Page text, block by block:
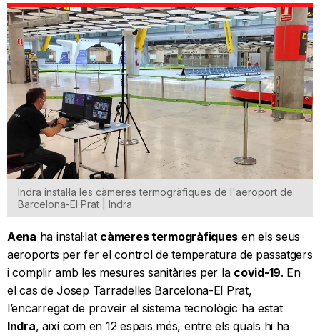
Indra instal·la les càmeres termogràfiques de l'aeroport de
Barcelona-El Prat | Indra
Aena ha instal·lat càmeres termogràfiques en els seus
aeroports per fer el control de temperatura de passatgers
i complir amb les mesures sanitàries per la covid-19. En
el cas de Josep Tarradelles Barcelona-El Prat,
l’encarregat de proveir el sistema tecnològic ha estat
Indra, així com en 12 espais més, entre els quals hi ha